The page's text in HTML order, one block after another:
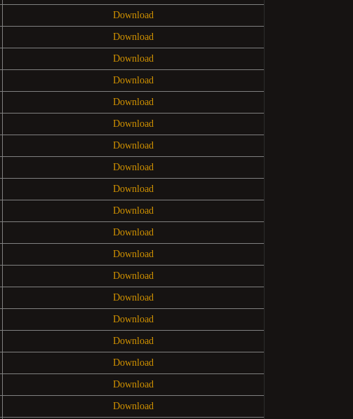
Download
Download
Download
Download
Download
Download
Download
Download
Download
Download
Download
Download
Download
Download
Download
Download
Download
Download
Download